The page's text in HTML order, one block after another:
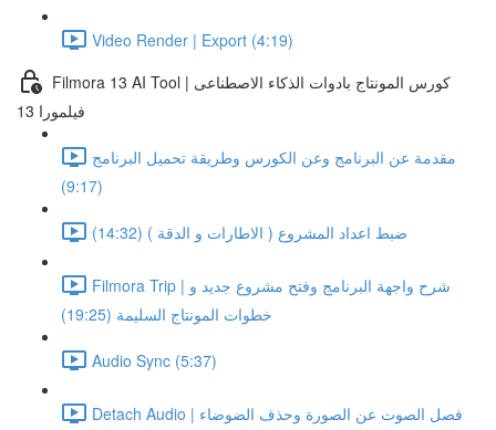
Video Render | Export (4:19)
Filmora 13 AI Tool | كورس المونتاج بادوات الذكاء الاصطناعى
فيلمورا 13
مقدمة عن البرنامج وعن الكورس وطريقة تحميل البرنامج
(9:17)
ضبط اعداد المشروع ( الاطارات و الدقة ) (14:32)
Filmora Trip | شرح واجهة البرنامج وفتح مشروع جديد و
خطوات المونتاج السليمة (19:25)
Audio Sync (5:37)
Detach Audio | فصل الصوت عن الصورة وحذف الضوضاء